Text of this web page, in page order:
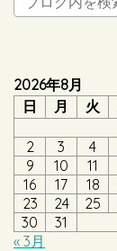
2026年8月
日
月 火
2
3 4
9
10 11
16
17 18
23
24 25
30
31
« 3月